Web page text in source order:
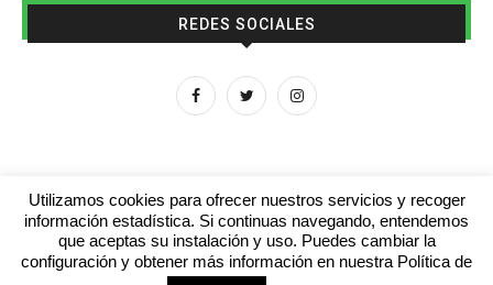
REDES SOCIALES
Aviso legal Contacto Colabora con nosotros
Utilizamos cookies para ofrecer nuestros servicios y recoger
información estadística. Si continuas navegando, entendemos
que aceptas su instalación y uso. Puedes cambiar la
configuración y obtener más información en nuestra Política de